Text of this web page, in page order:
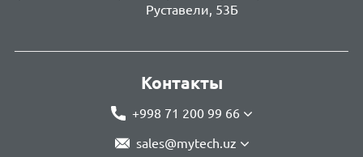
Руставели, 53Б
Контакты
+998 71 200 99 66
sales@mytech.uz